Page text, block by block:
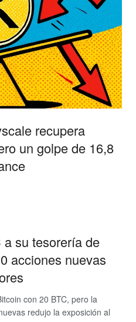
recupera
un golpe de 16,8
su tesorería de
acciones nuevas
con 20 BTC, pero la
redujo la exposición al